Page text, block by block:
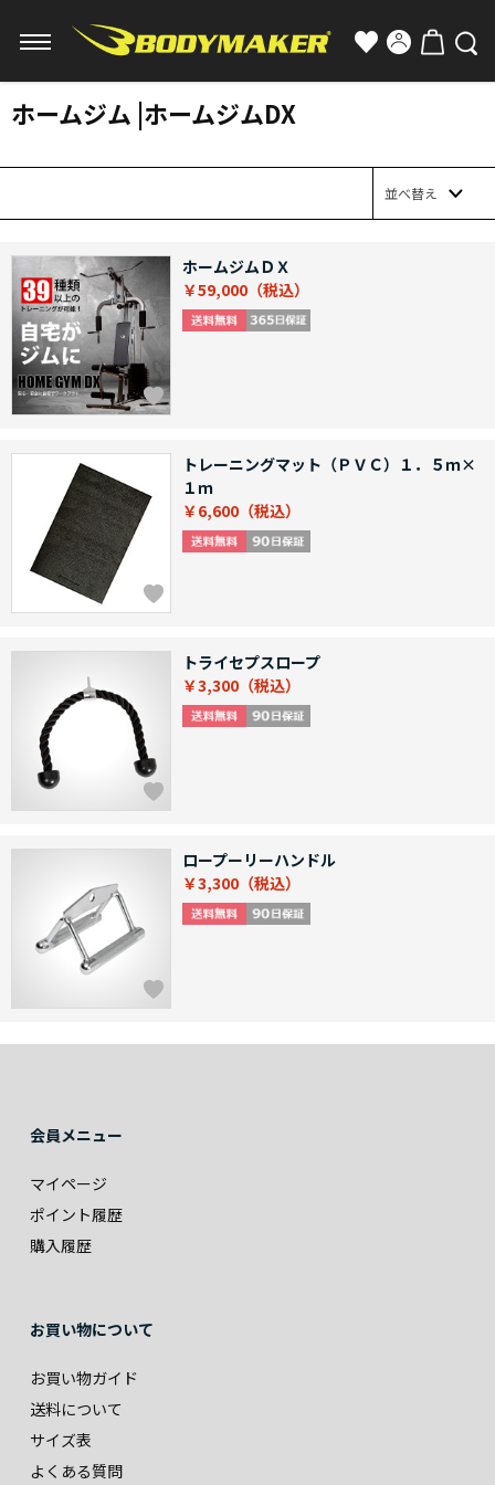
ホームジム |ホームジムDX
並べ替え
ホームジムＤＸ
￥59,000
トレーニングマット（ＰＶＣ）１．５ｍ×
１ｍ
￥6,600
トライセプスロープ
￥3,300
ロープーリーハンドル
￥3,300
会員メニュー
マイページ
ポイント履歴
購入履歴
お買い物について
お買い物ガイド
送料について
サイズ表
よくある質問